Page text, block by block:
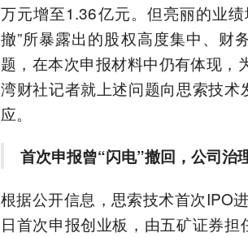
万元增至1.36亿元。但亮丽的业
撤”所暴露出的股权高度集中、财
题，在本次申报材料中仍有体现，
湾财社记者就上述问题向思索技
应。
首次申报曾“闪电”撤回，公司治
根据公开信息，思索技术首次IPO
日首次申报创业板，由五矿证券